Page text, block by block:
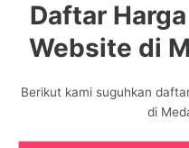
Daftar
Website di
Berikut kami suguhkan
di